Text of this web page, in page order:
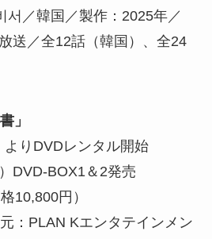
서／韓国／製作：2025年／
送／全12話（韓国）、全24
」
りDVDレンタル開始
DVD-BOX1＆2発売
10,800円）
：PLAN Kエンタテインメン